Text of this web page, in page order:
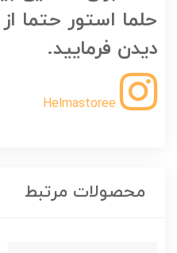
حلما استور حتما
دیدن فرمایید.
Helmastoree
محصولات مرتبط